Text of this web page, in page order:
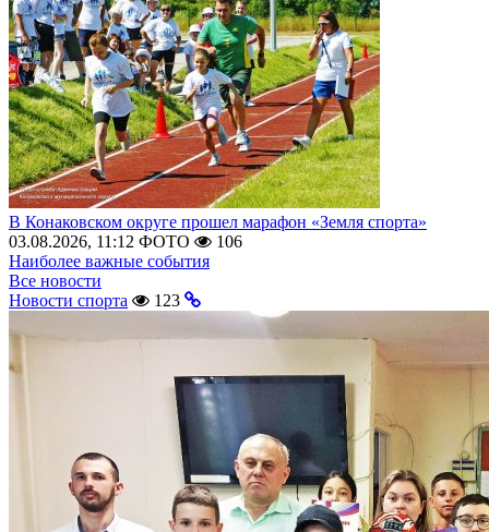
В Конаковском округе прошел марафон «Земля спорта»
03.08.2026, 11:12 ФОТО
106
Наиболее важные события
Все новости
Новости спорта
123